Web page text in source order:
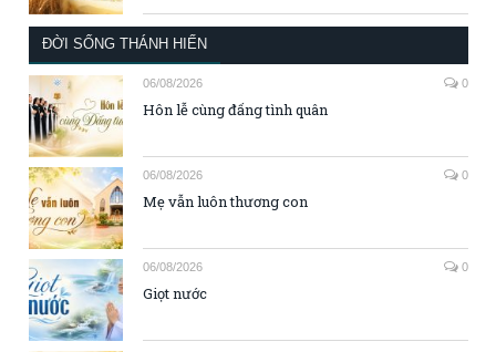
ĐỜI SỐNG THÁNH HIẾN
06/08/2026 0
Hôn lễ cùng đấng tình quân
06/08/2026 0
Mẹ vẫn luôn thương con
06/08/2026 0
Giọt nước